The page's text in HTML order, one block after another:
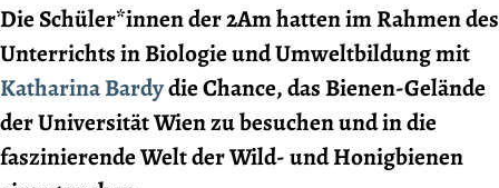
Die Schüler*innen der 2Am hatten im Rahmen des
Unterrichts in Biologie und Umweltbildung mit
Katharina Bardydie Chance, das Bienen-Gelände
der Universität Wien zu besuchen und in die
faszinierende Welt der Wild- und Honigbienen